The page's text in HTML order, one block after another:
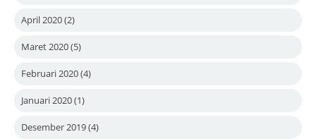
April 2020(2)
Maret 2020(5)
Februari 2020(4)
Januari 2020(1)
Desember 2019(4)